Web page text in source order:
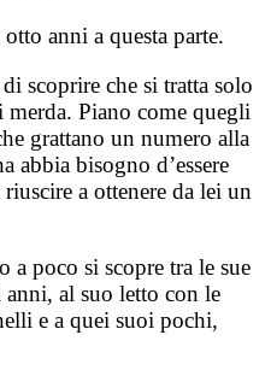
anni a questa parte.
scoprire che si tratta solo
Piano come quegli
grattano un numero alla
abbia bisogno d’essere
a ottenere da lei un
a poco si scopre tra le sue
al suo letto con le
e a quei suoi pochi,